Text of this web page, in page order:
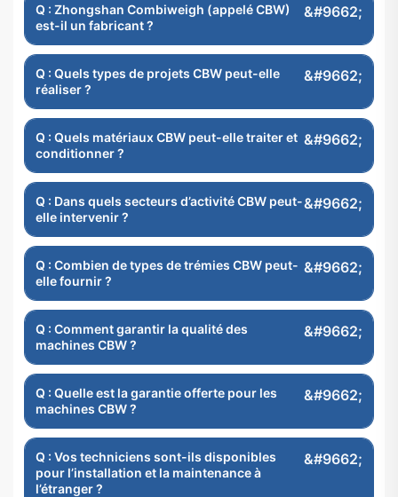
Q : Zhongshan Combiweigh (appelé CBW)
est-il un fabricant ?
Q : Quels types de projets CBW peut-elle
réaliser ?
Q : Quels matériaux CBW peut-elle traiter et
conditionner ?
Q : Dans quels secteurs d’activité CBW peut-
elle intervenir ?
Q : Combien de types de trémies CBW peut-
elle fournir ?
Q : Comment garantir la qualité des
machines CBW ?
Q : Quelle est la garantie offerte pour les
machines CBW ?
Q : Vos techniciens sont-ils disponibles
pour l’installation et la maintenance à
l’étranger ?